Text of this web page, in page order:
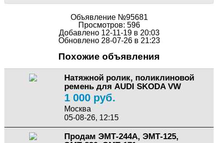
Объявление №95681
Просмотров: 596
Добавлено 12-11-19 в 20:03
Обновлено 28-07-26 в 21:23
Похожие объявления
Натяжной ролик, поликлиновой
ремень для AUDI SKODA VW
1 000 руб.
Москва
05-08-26, 12:15
Продам ЭМТ-244А, ЭМТ-125,